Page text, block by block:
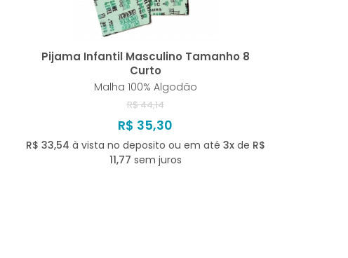
Pijama Infantil Masculino Tamanho 8
Curto
Malha 100% Algodão
R$ 44,14
R$ 35,30
R$ 33,54 à vista no deposito ou em até 3xde R$
11,77 sem juros